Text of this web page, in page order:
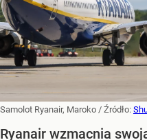
Samolot Ryanair, Maroko / Źródło:
Ryanair wzmacnia